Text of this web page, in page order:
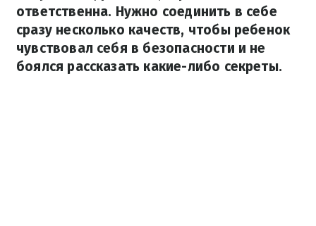
ответственна. Нужно соединить в себе
сразу несколько качеств, чтобы ребенок
чувствовал себя в безопасности и не
боялся рассказать какие-либо секреты.